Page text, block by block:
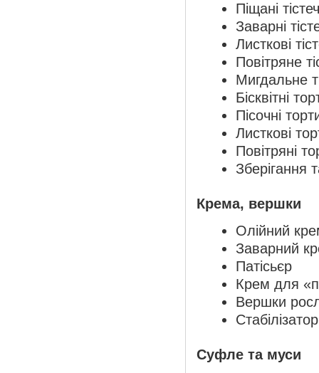
Піщані
Заварні
Листкові
Повітряне
Мигдальне
Бісквітні
Пісочні
Листкові
Повітряні
Зберігання
Крема, вершки
Олійний
Заварний
Патісьєр
Крем для
Вершки
Суфле та муси